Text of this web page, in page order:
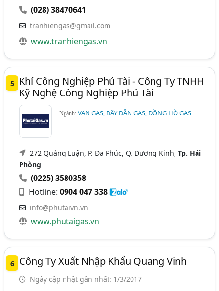
(028) 38470641
tranhiengas@gmail.com
www.tranhiengas.vn
5
Khí Công Nghiệp Phú Tài - Công Ty TNHH
Kỹ Nghệ Công Nghiệp Phú Tài
Ngành:VAN GAS, DÂY DẪN GAS, ĐỒNG HỒ GAS
272 Quảng Luận, P. Đa Phúc, Q. Dương Kinh,Tp. Hải
Phòng
(0225) 3580358
Hotline:0904 047 338
info@phutaivn.vn
www.phutaigas.vn
6 Công Ty Xuất Nhập Khẩu Quang Vinh
Ngày cập nhật gần nhất: 1/3/2017